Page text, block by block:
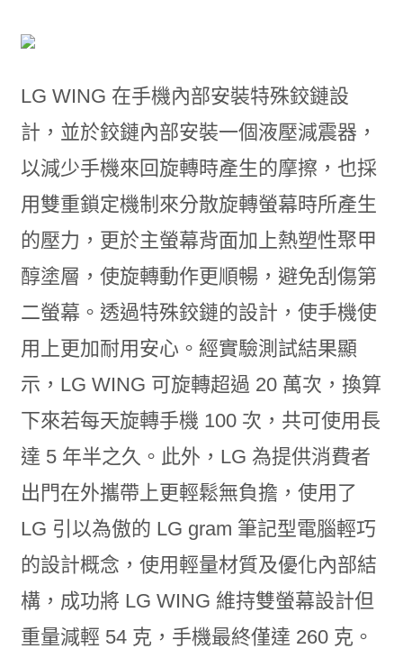
LG WING 在手機內部安裝特殊鉸鏈設
計，並於鉸鏈內部安裝一個液壓減震器，
以減少手機來回旋轉時產生的摩擦，也採
用雙重鎖定機制來分散旋轉螢幕時所產生
的壓力，更於主螢幕背面加上熱塑性聚甲
醇塗層，使旋轉動作更順暢，避免刮傷第
二螢幕。透過特殊鉸鏈的設計，使手機使
用上更加耐用安心。經實驗測試結果顯
示，LG WING 可旋轉超過 20 萬次，換算
下來若每天旋轉手機 100 次，共可使用長
達 5 年半之久。此外，LG 為提供消費者
出門在外攜帶上更輕鬆無負擔，使用了
LG 引以為傲的 LG gram 筆記型電腦輕巧
的設計概念，使用輕量材質及優化內部結
構，成功將 LG WING 維持雙螢幕設計但
重量減輕 54 克，手機最終僅達 260 克。